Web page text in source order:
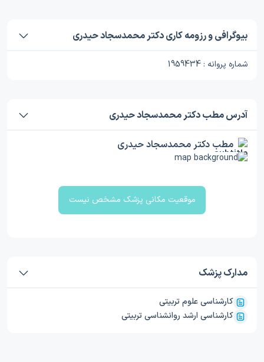
بیوگرافی و رزومه کاری دکتر محمدسجاد حیدری
شماره پروانه : 1959434
آدرس مطب دکتر محمدسجاد حیدری
مطب دکتر محمدسجاد حیدری
موقعیت مکانی پزشک مشخص نیست
مدارک پزشک
کارشناسی علوم تربیتی
کارشناسی ارشد روانشناسی تربیتی